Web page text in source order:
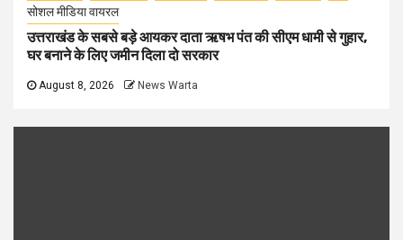
सोशल मीडिया वायरल
उत्तराखंड के सबसे बड़े आयकर दाता ऋषभ पंत की सीएम धामी से गुहार,
घर बनाने के लिए जमीन दिला दो सरकार
August 8, 2026 News Warta